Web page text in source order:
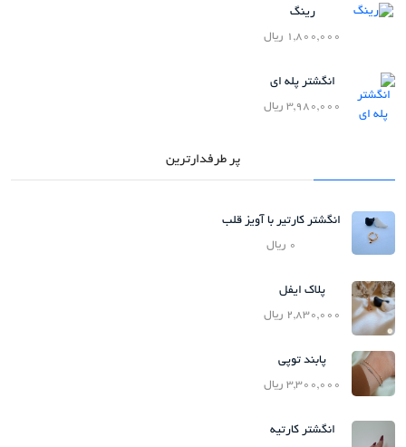
رینگ
1,800,000 ریال
انگشتر پله ای
3,980,000 ریال
پر طرفدارترین
انگشتر کارتیر با آویز قلب
0 ریال
پلاک ایفل
2,830,000 ریال
پابند توپی
3,300,000 ریال
انگشتر کارتیه